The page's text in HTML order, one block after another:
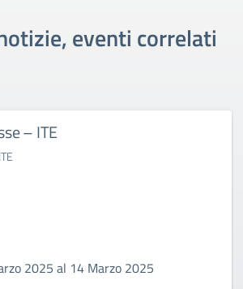
eventi correlati
– ITE
2025 al 14 Marzo 2025